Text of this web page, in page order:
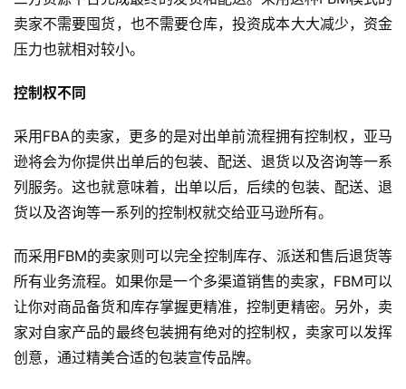
境
百
媒
营
销
境
导
航
卖家不需要囤货，也不需要仓库，投资成本大大减少，资金
压力也就相对较小。
控制权不同
采用FBA的卖家，更多的是对出单前流程拥有控制权，亚马
逊将会为你提供出单后的包装、配送、退货以及咨询等一系
列服务。这也就意味着，出单以后，后续的包装、配送、退
货以及咨询等一系列的控制权就交给亚马逊所有。
而采用FBM的卖家则可以完全控制库存、派送和售后退货等
所有业务流程。如果你是一个多渠道销售的卖家，FBM可以
让你对商品备货和库存掌握更精准，控制更精密。另外，卖
家对自家产品的最终包装拥有绝对的控制权，卖家可以发挥
创意，通过精美合适的包装宣传品牌。